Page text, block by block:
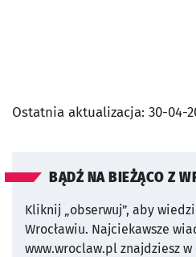
Ostatnia aktualizacja: 30-04-
BĄDŹ NA BIEŻĄCO Z
Kliknij „obserwuj”, aby
Wrocławiu. Najciekawsze
www.wroclaw.pl znajdziesz w